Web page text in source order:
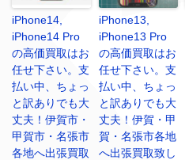
iPhone14,
iPhone14 Pro
の高価買取はお
任せ下さい。支
払い中、ちょっ
と訳ありでも大
丈夫！伊賀市・
甲賀市・名張市
各地へ出張買取
iPhone13,
iPhone13 Pro
の高価買取はお
任せ下さい。支
払い中、ちょっ
と訳ありでも大
丈夫！伊賀・甲
賀・名張市各地
へ出張買取致し